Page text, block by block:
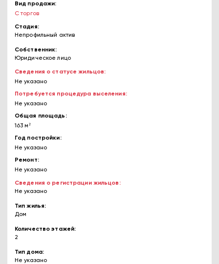
Вид продажи
С торгов
Стадия
Непрофильный актив
Собственник
Юридическое лицо
Сведения о статусе жильцов
Не указано
Потребуется процедура выселения
Не указано
Общая площадь
163 м²
Год постройки
Не указано
Ремонт
Не указано
Сведения о регистрации жильцов
Не указано
Тип жилья
Дом
Количество этажей
2
Тип дома
Не указано